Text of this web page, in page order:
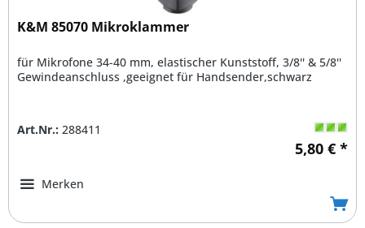
K&M 85070 Mikroklammer
für Mikrofone 34-40 mm, elastischer Kunststoff, 3/8'' & 5/8''
Gewindeanschluss ,geeignet für Handsender,schwarz
Art.Nr.: 288411
5,80 € *
Merken